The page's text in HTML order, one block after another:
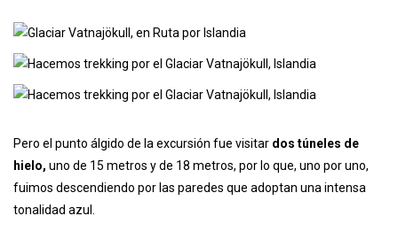
Pero el punto álgido de la excursión fue visitar dos túneles de
hielo, uno de 15 metros y de 18 metros, por lo que, uno por uno,
fuimos descendiendo por las paredes que adoptan una intensa
tonalidad azul.